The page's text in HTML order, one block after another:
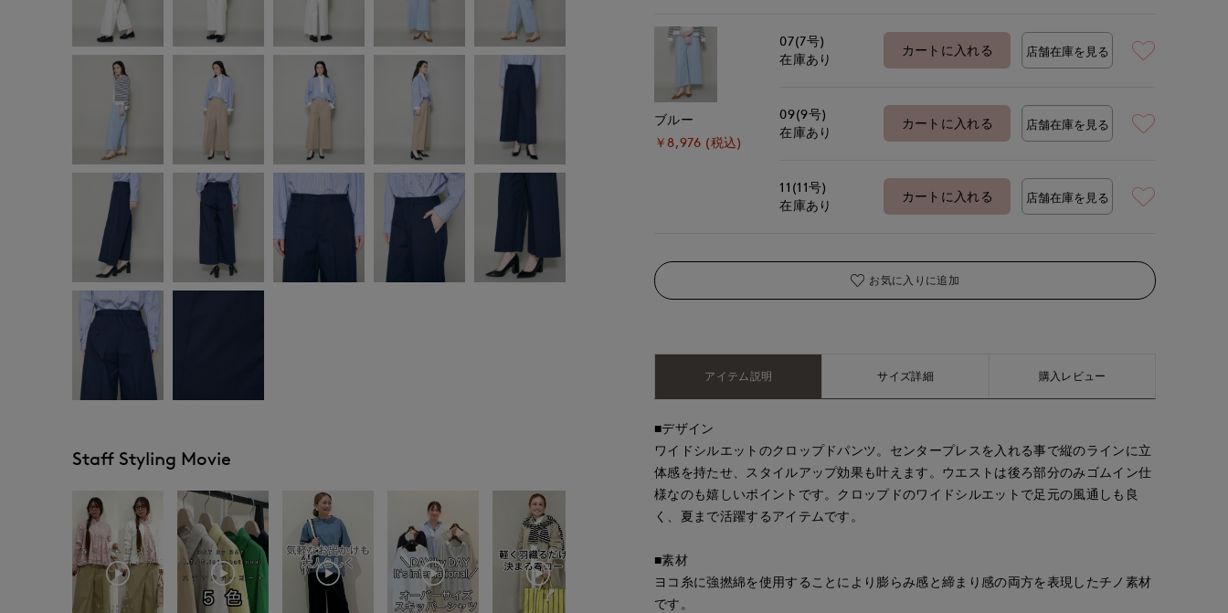
Staff Styling Movie
ブルー
￥8,976 (税込)
07(7号)
在庫あり
カートに入れる 店舗在庫を見る
09(9号)
在庫あり
カートに入れる 店舗在庫を見る
11(11号)
在庫あり
カートに入れる 店舗在庫を見る
お気に入りに追加
アイテム説明 サイズ詳細 購入レビュー
■デザイン
ワイドシルエットのクロップドパンツ。センタープレスを入れる事で縦のラインに立
体感を持たせ、スタイルアップ効果も叶えます。ウエストは後ろ部分のみゴムイン仕
様なのも嬉しいポイントです。クロップドのワイドシルエットで足元の風通しも良
く、夏まで活躍するアイテムです。
■素材
ヨコ糸に強撚綿を使用することにより膨らみ感と締まり感の両方を表現したチノ素材
です。